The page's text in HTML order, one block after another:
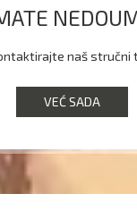
naš stručni
VEĆ SADA